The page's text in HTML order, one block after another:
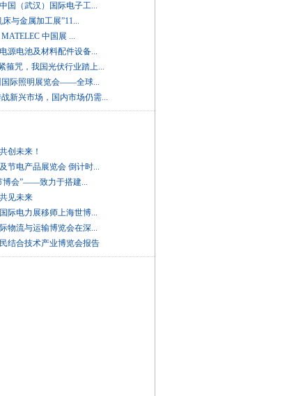
国（武汉）国际电子工...
床与金属加工展”11...
中国展 ...
源电池及材料配件设备...
箍咒，我国光伏行业踏上...
国际照明展览会——全球...
战新兴市场，国内市场仍需...
创未来！
节电产品展览会 倒计时...
博会”——致力于搭建...
见未来
际电力展移师上海世博...
物流与运输博览会在深...
结合技术产业博览会报告